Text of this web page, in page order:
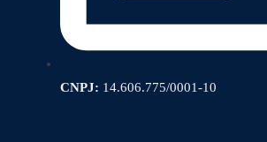
CNPJ: 14.606.775/0001-10